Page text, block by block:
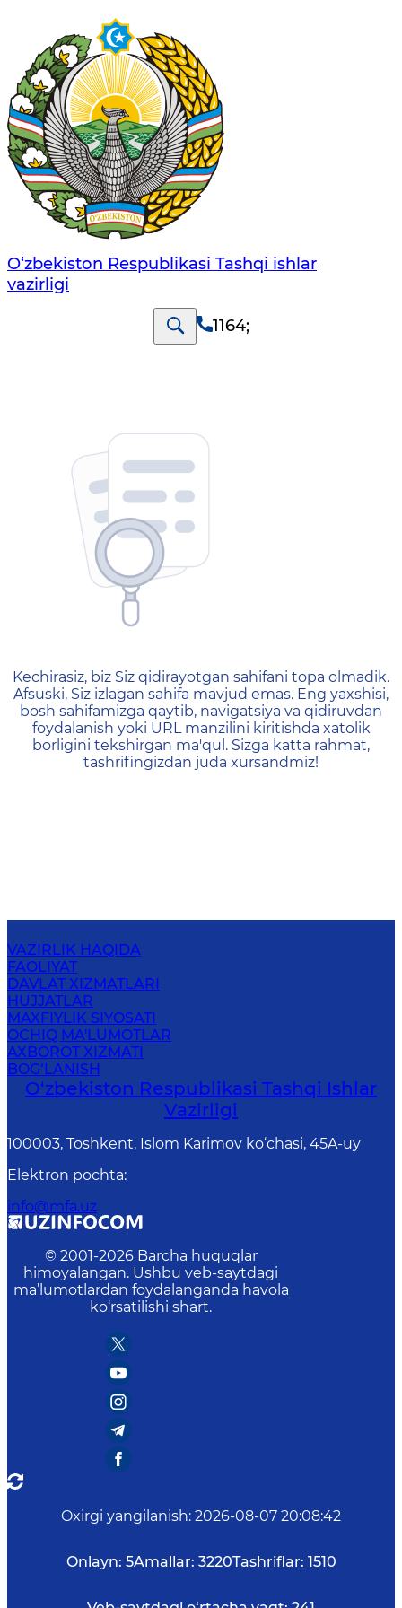
O‘zbеkistоn Rеspublikаsi Tashqi ishlаr
vаzirligi
1164;
404 — Страница не
Kechirasiz, biz Siz qidirayotgan sahifani topa olmadik.
Afsuski, Siz izlagan sahifa mavjud emas. Eng yaxshisi,
bosh sahifamizga qaytib, navigatsiya va qidiruvdan
foydalanish yoki URL manzilini kiritishda xatolik
borligini tekshirgan ma'qul. Sizga katta rahmat,
tashrifingizdan juda xursandmiz!
VAZIRLIK HAQIDA
FAOLIYAT
DAVLAT XIZMATLARI
HUJJATLAR
MAXFIYLIK SIYOSATI
OCHIQ MA'LUMOTLAR
AXBOROT XIZMATI
BOG‘LANISH
O‘zbеkistоn Rеspublikаsi Tashqi Ishlаr
Vаzirligi
100003, Toshkent, Islom Karimov ko‘chasi, 45A-uy
Elektron pochta:
info@mfa.uz
© 2001-2026 Barcha huquqlar
himoyalangan. Ushbu veb-saytdagi
ma’lumotlardan foydalanganda havola
ko‘rsatilishi shart.
Oxirgi yangilanish: 2026-08-07 20:08:42
Onlayn: 5Amallar: 3220Tashriflar: 1510